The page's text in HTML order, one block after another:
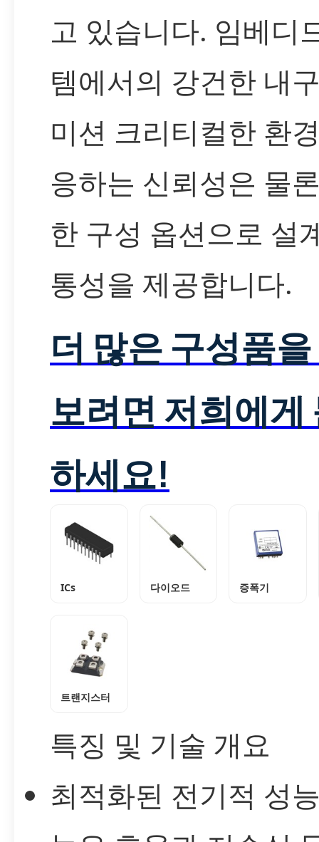
고 있습니다. 임베디
템에서의 강건한 내
미션 크리티컬한 환
응하는 신뢰성은 물
한 구성 옵션으로 설
통성을 제공합니다.
더 많은 구성품
보려면 저희에게
하세요!
ICs 다이오드 증폭기
트랜지스터
특징 및 기술 개요
최적화된 전기적 성